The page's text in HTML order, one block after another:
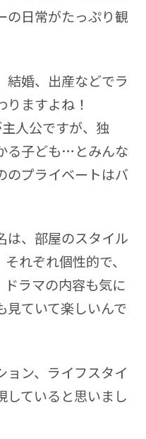
の日常がたっぷり観
結婚、出産などでラ
ますよね！
人公ですが、独
る子ども…とみんな
のプライベートはバ
は、部屋のスタイル
れぞれ個性的で、
ドラマの内容も気に
見ていて楽しいんで
ョン、ライフスタイ
していると思いまし